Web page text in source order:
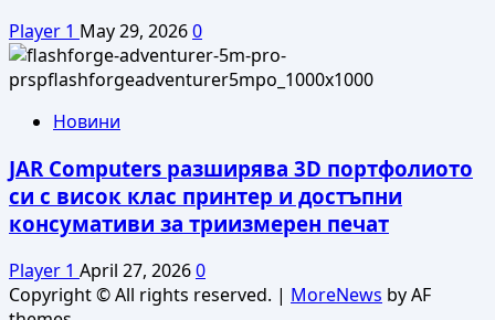
Player 1 May 29, 20260
Новини
JAR Computers разширява 3D портфолиото
си с висок клас принтер и достъпни
консумативи за триизмерен печат
Player 1 April 27, 20260
Copyright © All rights reserved. | MoreNews by AF